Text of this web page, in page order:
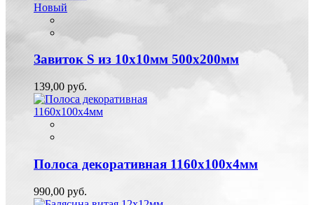
Новый
Завиток S из 10х10мм 500х200мм
139,00 руб.
Полоса декоративная 1160х100х4мм
990,00 руб.